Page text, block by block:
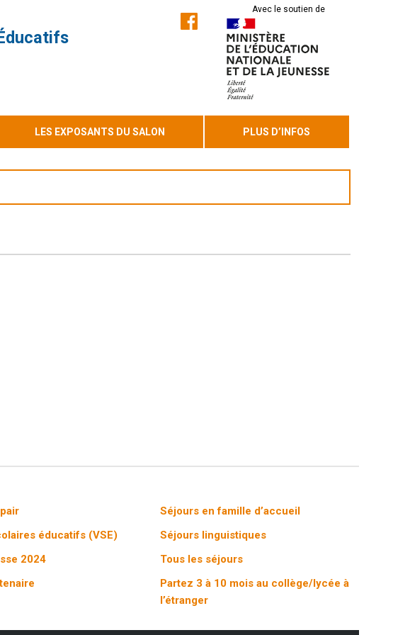
Avec le soutien de
LES EXPOSANTS DU SALON PLUS D’INFOS
éducatifs (VSE)
2024
Séjours en famille d’accueil
Séjours linguistiques
Tous les séjours
Partez 3 à 10 mois au collège/lycée à
l’étranger